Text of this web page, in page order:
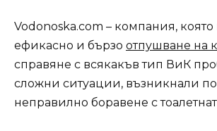
Vodonoska.com – компания, която
ефикасно и бързо отпушване на
справяне с всякакъв тип ВиК
сложни ситуации, възникнали
неправилно боравене с